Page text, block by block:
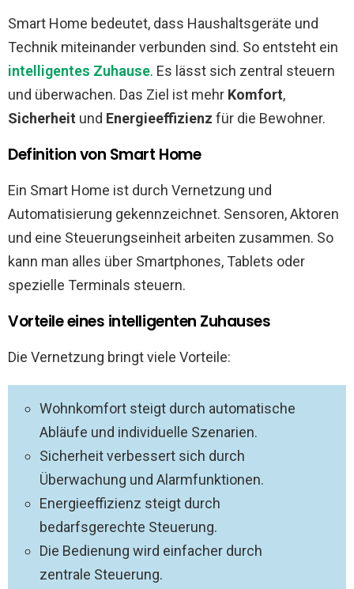
Smart Home bedeutet, dass Haushaltsgeräte und
Technik miteinander verbunden sind. So entsteht ein
intelligentes Zuhause. Es lässt sich zentral steuern
und überwachen. Das Ziel ist mehr Komfort,
Sicherheit und Energieeffizienz für die Bewohner.
Definition von Smart Home
Ein Smart Home ist durch Vernetzung und
Automatisierung gekennzeichnet. Sensoren, Aktoren
und eine Steuerungseinheit arbeiten zusammen. So
kann man alles über Smartphones, Tablets oder
spezielle Terminals steuern.
Vorteile eines intelligenten Zuhauses
Die Vernetzung bringt viele Vorteile:
Wohnkomfort steigt durch automatische
Abläufe und individuelle Szenarien.
Sicherheit verbessert sich durch
Überwachung und Alarmfunktionen.
Energieeffizienz steigt durch
bedarfsgerechte Steuerung.
Die Bedienung wird einfacher durch
zentrale Steuerung.